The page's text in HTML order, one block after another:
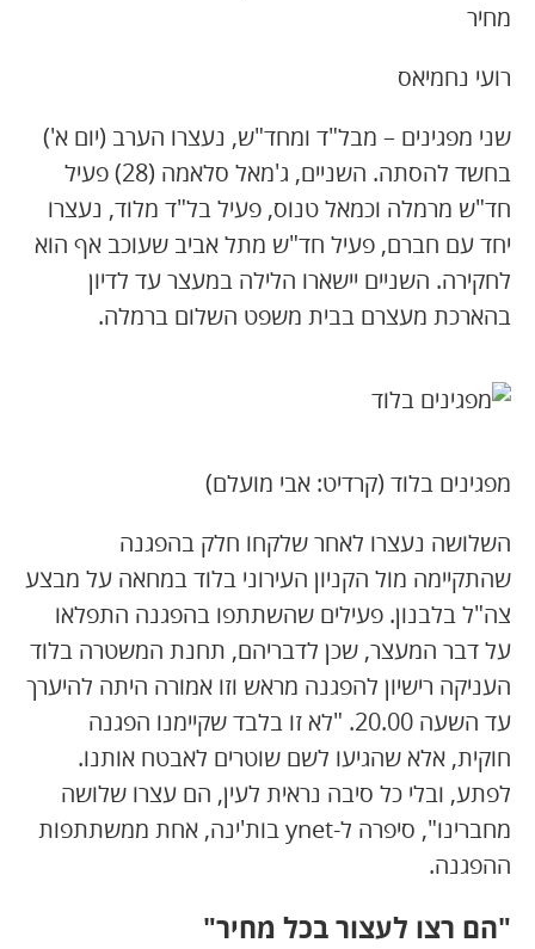
מחיר
רועי נחמיאס
שני מפגינים – מבל"ד ומחד"ש, נעצרו הערב (יום א')
בחשד להסתה. השניים, ג'מאל סלאמה (28) פעיל
חד"ש מרמלה וכמאל טנוס, פעיל בל"ד מלוד, נעצרו
יחד עם חברם, פעיל חד"ש מתל אביב שעוכב אף הוא
לחקירה. השניים יישארו הלילה במעצר עד לדיון
בהארכת מעצרם בבית משפט השלום ברמלה.
מפגינים בלוד (קרדיט: אבי מועלם)
השלושה נעצרו לאחר שלקחו חלק בהפגנה
שהתקיימה מול הקניון העירוני בלוד במחאה על מבצע
צה"ל בלבנון. פעילים שהשתתפו בהפגנה התפלאו
על דבר המעצר, שכן לדבריהם, תחנת המשטרה בלוד
העניקה רישיון להפגנה מראש וזו אמורה היתה להיערך
עד השעה 20.00. "לא זו בלבד שקיימנו הפגנה
חוקית, אלא שהגיעו לשם שוטרים לאבטח אותנו.
לפתע, ובלי כל סיבה נראית לעין, הם עצרו שלושה
מחברינו", סיפרה ל-ynet בות'ינה, אחת ממשתתפות
ההפגנה.
"הם רצו לעצור בכל מחיר"